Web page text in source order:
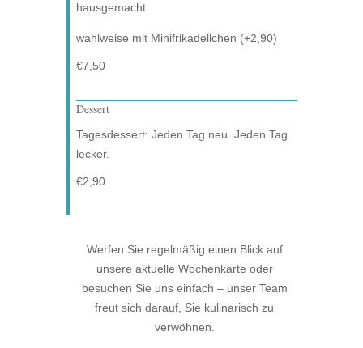
hausgemacht
wahlweise mit Minifrikadellchen (+2,90)
€7,50
Dessert
Tagesdessert: Jeden Tag neu. Jeden Tag
lecker.
€2,90
Werfen Sie regelmäßig einen Blick auf
unsere aktuelle Wochenkarte oder
besuchen Sie uns einfach – unser Team
freut sich darauf, Sie kulinarisch zu
verwöhnen.